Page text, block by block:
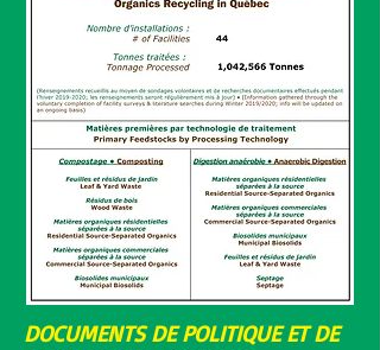
DOCUMENTS DE POLITIQUE ET DE